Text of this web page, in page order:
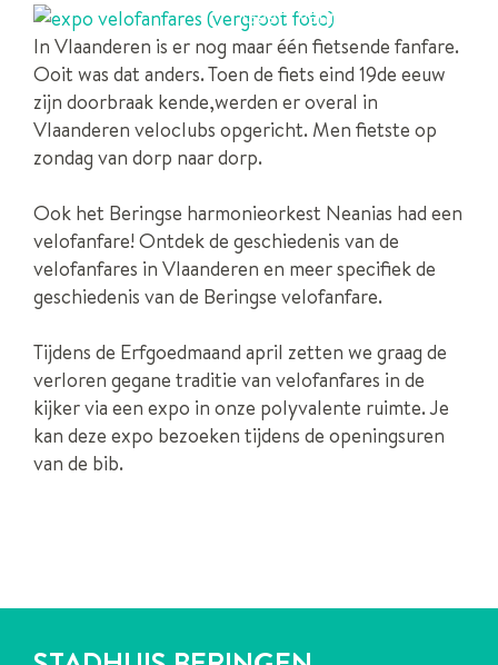
Geert Vanmaeckelberghe
In Vlaanderen is er nog maar één fietsende fanfare.
Ooit was dat anders. Toen de fiets eind 19de eeuw
zijn doorbraak kende,werden er overal in
Vlaanderen veloclubs opgericht. Men fietste op
zondag van dorp naar dorp.
Ook het Beringse harmonieorkest Neanias had een
velofanfare! Ontdek de geschiedenis van de
velofanfares in Vlaanderen en meer specifiek de
geschiedenis van de Beringse velofanfare.
Tijdens de Erfgoedmaand april zetten we graag de
verloren gegane traditie van velofanfares in de
kijker via een expo in onze polyvalente ruimte. Je
kan deze expo bezoeken tijdens de openingsuren
van de bib.